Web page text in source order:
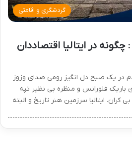
گردشگری و اقامتی
چگونه در ایتالیا اقتصاددان
در یک صبح دل انگیز رومی صدای وزوز
فلورانس و منظره بی نظیر تپه
کران. ایتالیا سرزمین هنر تاریخ و البته